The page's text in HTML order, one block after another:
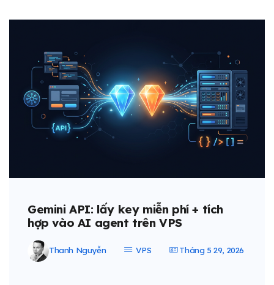
Gemini API: lấy key miễn phí + tích
hợp vào AI agent trên VPS
Thanh Nguyễn VPS Tháng 5 29, 2026